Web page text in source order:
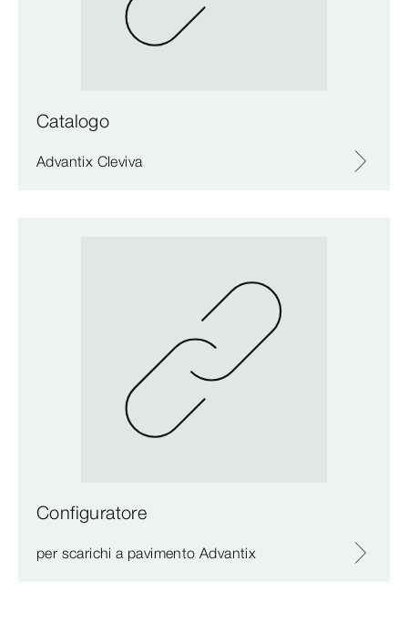
Catalogo
Advantix Cleviva
Configuratore
per scarichi a pavimento Advantix